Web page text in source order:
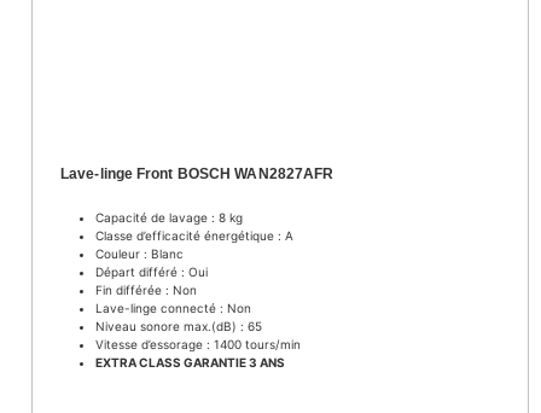
Lave-linge Front BOSCH WAN2827AFR
Capacité de lavage : 8 kg
Classe d’efficacité énergétique : A
Couleur : Blanc
Départ différé : Oui
Fin différée : Non
Lave-linge connecté : Non
Niveau sonore max.(dB) : 65
Vitesse d’essorage : 1400 tours/min
EXTRA CLASS GARANTIE 3 ANS